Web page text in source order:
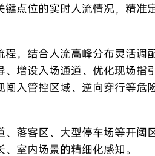
点位的实时人流情况，精准
，结合人流高峰分布灵活调
增设入场通道、优化现场指
入管控区域、逆向穿行等危
落客区、大型停车场等开
室内场景的精细化感知。